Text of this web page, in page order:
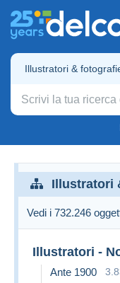
Illustratori &
Illustratori
Vedi i 732.246
Illustratori -
Ante 1900